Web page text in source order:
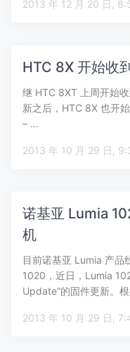
2013
HTC 8X 开始收
继 HTC 8XT 上周开始
新之后，HTC 8X 也开
– …
2013
诺基亚 Lumia
机
目前诺基亚 Lumia 产品
1020，近日，Lumia
Update”的固件更新。
2013